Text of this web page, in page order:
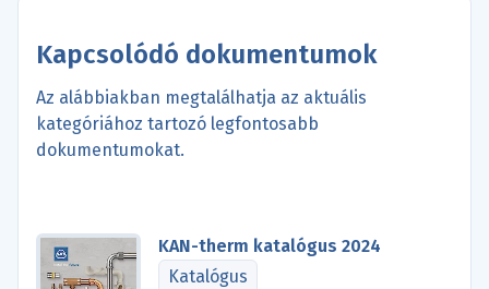
Kapcsolódó dokumentumok
Az alábbiakban megtalálhatja az aktuális
kategóriához tartozó legfontosabb
dokumentumokat.
KAN-therm katalógus 2024
Katalógus